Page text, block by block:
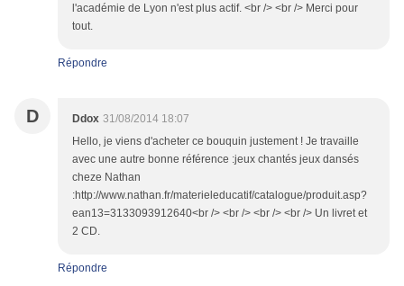
l'académie de Lyon n'est plus actif. <br /> <br /> Merci pour
tout.
Répondre
D Ddox 31/08/2014 18:07
Hello, je viens d'acheter ce bouquin justement ! Je travaille
avec une autre bonne référence :jeux chantés jeux dansés
cheze Nathan
:http://www.nathan.fr/materieleducatif/catalogue/produit.asp?
ean13=3133093912640<br /> <br /> <br /> <br /> Un livret et
2 CD.
Répondre